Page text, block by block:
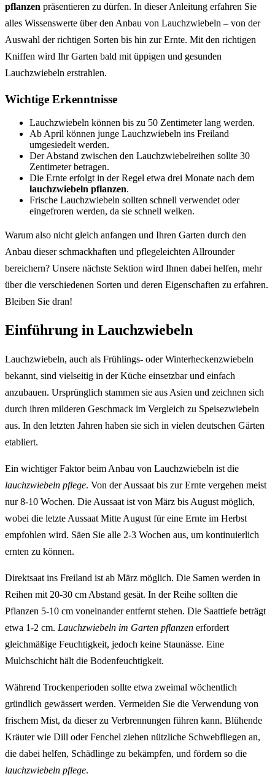
pflanzen präsentieren zu dürfen. In dieser Anleitung erfahren Sie
alles Wissenswerte über den Anbau von Lauchzwiebeln – von der
Auswahl der richtigen Sorten bis hin zur Ernte. Mit den richtigen
Kniffen wird Ihr Garten bald mit üppigen und gesunden
Lauchzwiebeln erstrahlen.
Wichtige Erkenntnisse
Lauchzwiebeln können bis zu 50 Zentimeter lang werden.
Ab April können junge Lauchzwiebeln ins Freiland
umgesiedelt werden.
Der Abstand zwischen den Lauchzwiebelreihen sollte 30
Zentimeter betragen.
Die Ernte erfolgt in der Regel etwa drei Monate nach dem
lauchzwiebeln pflanzen.
Frische Lauchzwiebeln sollten schnell verwendet oder
eingefroren werden, da sie schnell welken.
Warum also nicht gleich anfangen und Ihren Garten durch den
Anbau dieser schmackhaften und pflegeleichten Allrounder
bereichern? Unsere nächste Sektion wird Ihnen dabei helfen, mehr
über die verschiedenen Sorten und deren Eigenschaften zu erfahren.
Bleiben Sie dran!
Einführung in Lauchzwiebeln
Lauchzwiebeln, auch als Frühlings- oder Winterheckenzwiebeln
bekannt, sind vielseitig in der Küche einsetzbar und einfach
anzubauen. Ursprünglich stammen sie aus Asien und zeichnen sich
durch ihren milderen Geschmack im Vergleich zu Speisezwiebeln
aus. In den letzten Jahren haben sie sich in vielen deutschen Gärten
etabliert.
Ein wichtiger Faktor beim Anbau von Lauchzwiebeln ist die
lauchzwiebeln pflege. Von der Aussaat bis zur Ernte vergehen meist
nur 8-10 Wochen. Die Aussaat ist von März bis August möglich,
wobei die letzte Aussaat Mitte August für eine Ernte im Herbst
empfohlen wird. Säen Sie alle 2-3 Wochen aus, um kontinuierlich
ernten zu können.
Direktsaat ins Freiland ist ab März möglich. Die Samen werden in
Reihen mit 20-30 cm Abstand gesät. In der Reihe sollten die
Pflanzen 5-10 cm voneinander entfernt stehen. Die Saattiefe beträgt
etwa 1-2 cm. Lauchzwiebeln im Garten pflanzen erfordert
gleichmäßige Feuchtigkeit, jedoch keine Staunässe. Eine
Mulchschicht hält die Bodenfeuchtigkeit.
Während Trockenperioden sollte etwa zweimal wöchentlich
gründlich gewässert werden. Vermeiden Sie die Verwendung von
frischem Mist, da dieser zu Verbrennungen führen kann. Blühende
Kräuter wie Dill oder Fenchel ziehen nützliche Schwebfliegen an,
die dabei helfen, Schädlinge zu bekämpfen, und fördern so die
lauchzwiebeln pflege.